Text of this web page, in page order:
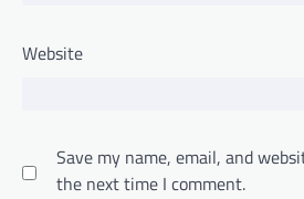
Website
Save my name, email, and
the next time I comment.